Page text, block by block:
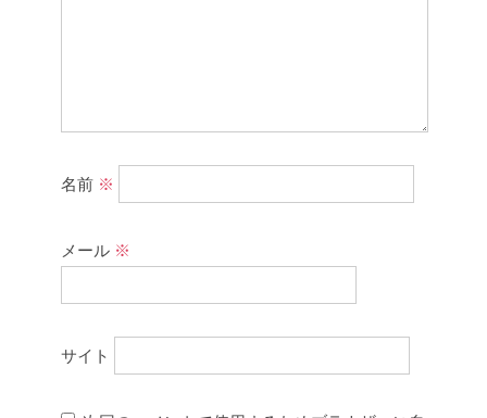
名前 ※
メール ※
サイト